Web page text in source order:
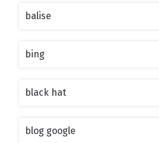
balise
bing
black hat
blog google